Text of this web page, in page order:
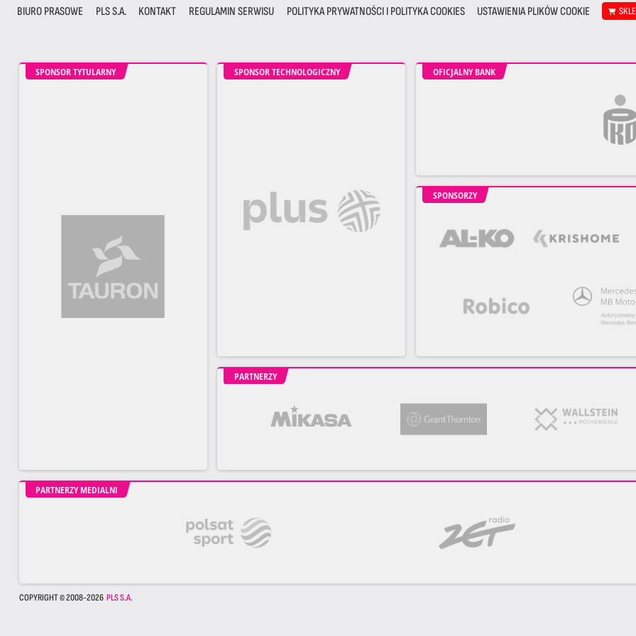
BIURO PRASOWE PLS S.A. KONTAKT REGULAMIN SERWISU POLITYKA PRYWATNOŚCI I POLITYKA COOKIES USTAWIENIA PLIKÓW COOKIE
SPONSOR TYTULARNY SPONSOR TECHNOLOGICZNY OFICJALNY BANK
SPONSORZY
PARTNERZY
PARTNERZY MEDIALNI
COPYRIGHT © 2008-2026 PLS S.A.